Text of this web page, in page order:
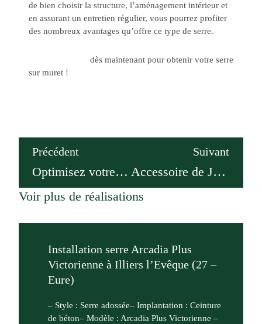
de bien choisir la structure, l’aménagement intérieur et
en assurant un entretien régulier, vous pourrez profiter
des nombreux avantages qu’offre ce type de serre.
dès maintenant pour obtenir votre serre
sur muret !
Précédent
Optimisez votre Jardin avec une Serre Sur Mesure !
Suivant
Accessoire de Jardin : Optimisez votre Espace Vert avec Style et Efficacité
Voir plus de réalisations
Installation serre Arcadia Plus
Victorienne à Illiers l’Evêque (27 –
Eure)
– Style : Serre adossée– Implantation : Ceinture
de béton– Modèle : Arcadia Plus Victorienne –